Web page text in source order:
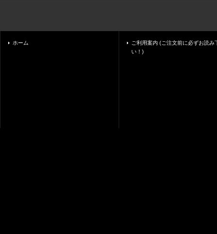
ホーム
ご利用案内 (ご注文前に必ずお読み
い！)